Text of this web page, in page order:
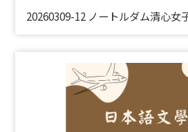
20260309-12 ノートルダム清心女